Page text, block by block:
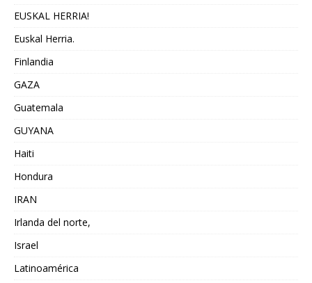
EUSKAL HERRIA!
Euskal Herria.
Finlandia
GAZA
Guatemala
GUYANA
Haiti
Hondura
IRAN
Irlanda del norte,
Israel
Latinoamérica